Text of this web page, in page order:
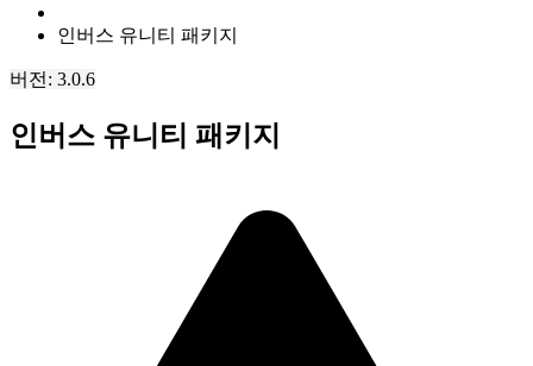
인버스 유니티 패키지
버전: 3.0.6
인버스 유니티 패키지